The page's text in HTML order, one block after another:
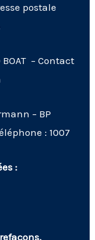
postale
BOAT – Contact
– BP
: 1007
: